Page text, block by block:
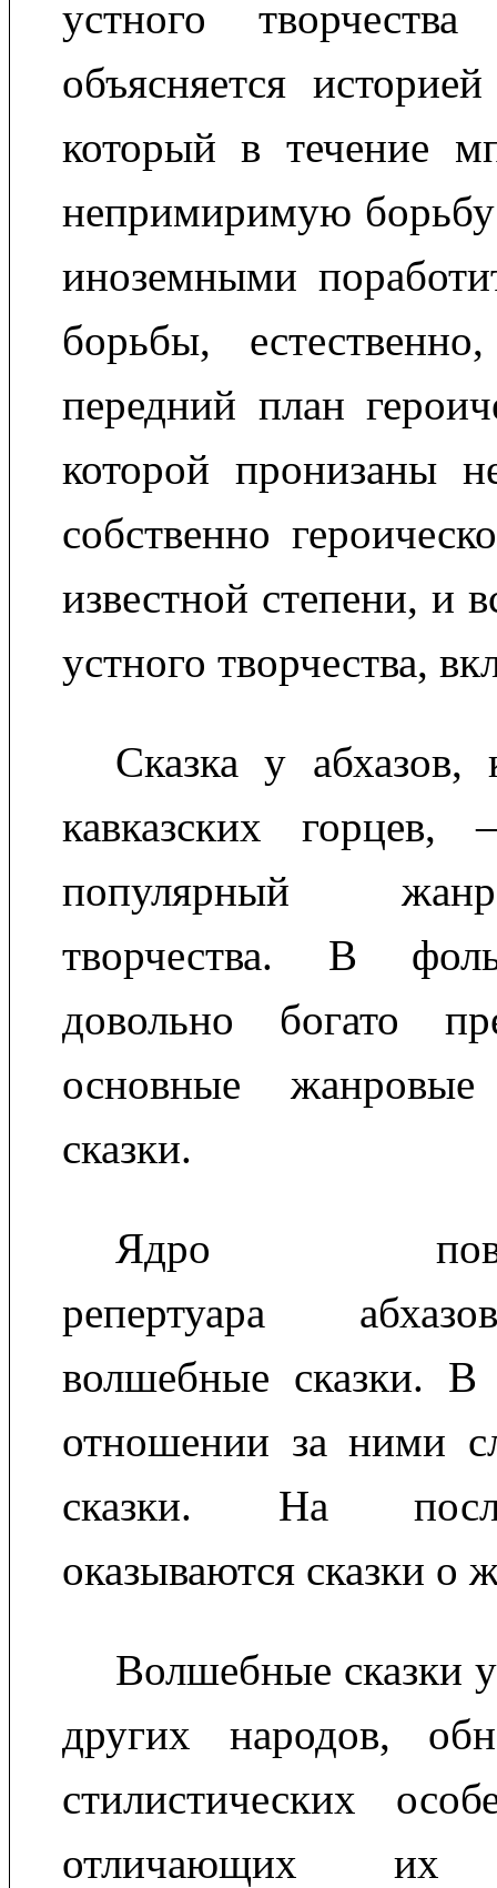
устного
объясняется
который в течение
непримиримую борьбу
иноземными
борьбы,
передний план
которой пронизаны
собственно
известной степени, и
устного творчества,
Сказка у
кавказских
популярный
творчества. В
довольно богато
основные жанровые
сказки.
Ядро
репертуара
волшебные сказки. В
отношении за ними
сказки. На
оказываются сказки о
Волшебные сказки
других народов,
стилистических
отличающих